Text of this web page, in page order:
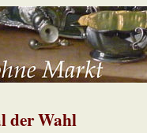
der Wahl